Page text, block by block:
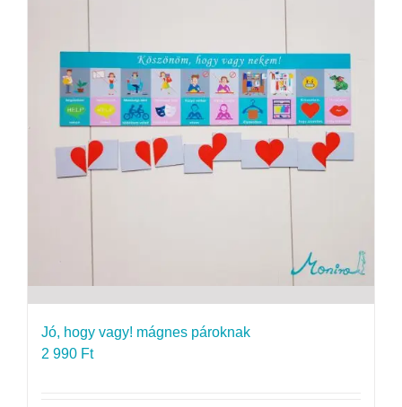
Jó, hogy vagy! mágnes pároknak
2 990 Ft